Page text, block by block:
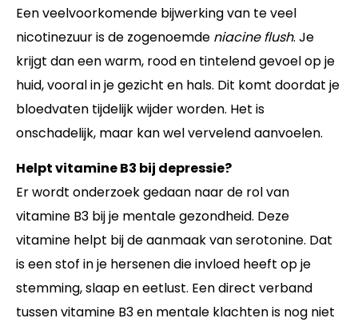
Een veelvoorkomende bijwerking van te veel
nicotinezuur is de zogenoemde niacine flush. Je
krijgt dan een warm, rood en tintelend gevoel op je
huid, vooral in je gezicht en hals. Dit komt doordat je
bloedvaten tijdelijk wijder worden. Het is
onschadelijk, maar kan wel vervelend aanvoelen.
Helpt vitamine B3 bij depressie?
Er wordt onderzoek gedaan naar de rol van
vitamine B3 bij je mentale gezondheid. Deze
vitamine helpt bij de aanmaak van serotonine. Dat
is een stof in je hersenen die invloed heeft op je
stemming, slaap en eetlust. Een direct verband
tussen vitamine B3 en mentale klachten is nog niet